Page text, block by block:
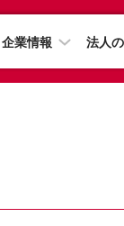
企業情報 法人